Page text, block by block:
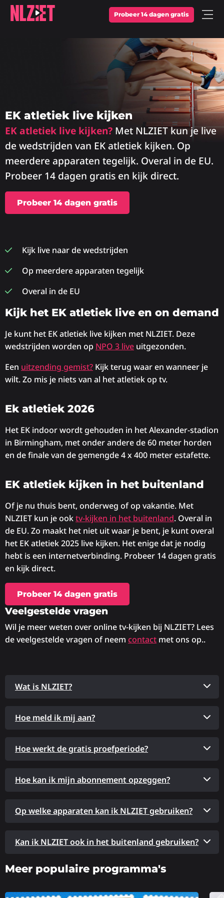
Probeer 14 dagen gratis Open
EK atletiek live kijken
EK atletiek live kijken? Met NLZIET kun je live
de wedstrijden van EK atletiek kijken. Op
meerdere apparaten tegelijk. Overal in de EU.
Probeer 14 dagen gratis en kijk direct.
Probeer 14 dagen gratis
Kijk live naar de wedstrijden
Op meerdere apparaten tegelijk
Overal in de EU
Kijk het EK atletiek live en on demand
Je kunt het EK atletiek live kijken met NLZIET. Deze
wedstrijden worden op NPO 3 live uitgezonden.
Een uitzending gemist? Kijk terug waar en wanneer je
wilt. Zo mis je niets van al het atletiek op tv.
Ek atletiek 2026
Het EK indoor wordt gehouden in het Alexander-stadion
in Birmingham, met onder andere de 60 meter horden
en de finale van de gemengde 4 x 400 meter estafette.
EK atletiek kijken in het buitenland
Of je nu thuis bent, onderweg of op vakantie. Met
NLZIET kun je ooktv-kijken in het buitenland. Overal in
de EU. Zo maakt het niet uit waar je bent, je kunt overal
het EK atletiek 2025 live kijken. Het enige dat je nodig
hebt is een internetverbinding. Probeer 14 dagen gratis
en kijk direct.
Probeer 14 dagen gratis
Veelgestelde vragen
Wil je meer weten over online tv-kijken bij NLZIET? Lees
de veelgestelde vragen of neem contact met ons op..
Wat is NLZIET?
Hoe meld ik mij aan?
Hoe werkt de gratis proefperiode?
Hoe kan ik mijn abonnement opzeggen?
Op welke apparaten kan ik NLZIET gebruiken?
Kan ik NLZIET ook in het buitenland gebruiken?
Meer populaire programma's